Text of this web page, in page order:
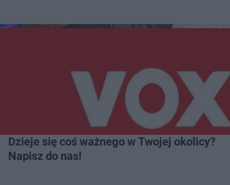
Dzieje się coś ważnego w Twojej okolicy?
Napisz do nas!